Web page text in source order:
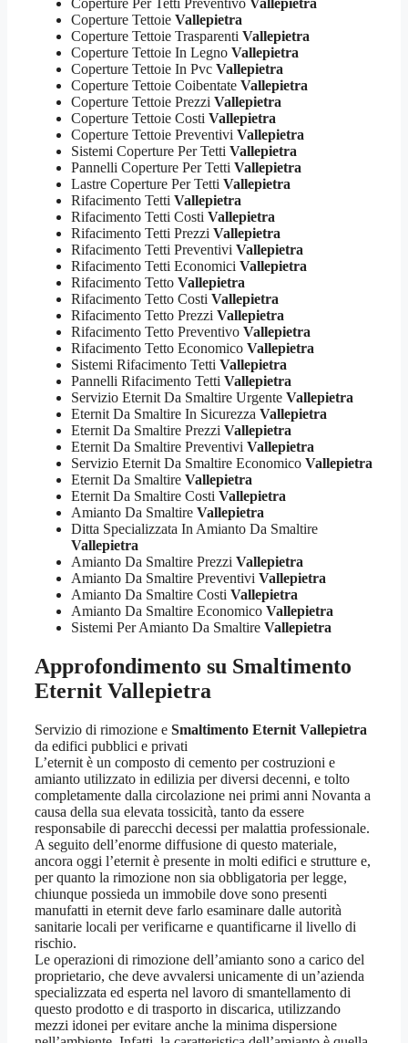
Coperture Tettoie Vallepietra
Coperture Tettoie Trasparenti Vallepietra
Coperture Tettoie In Legno Vallepietra
Coperture Tettoie In Pvc Vallepietra
Coperture Tettoie Coibentate Vallepietra
Coperture Tettoie Prezzi Vallepietra
Coperture Tettoie Costi Vallepietra
Coperture Tettoie Preventivi Vallepietra
Sistemi Coperture Per Tetti Vallepietra
Pannelli Coperture Per Tetti Vallepietra
Lastre Coperture Per Tetti Vallepietra
Rifacimento Tetti Vallepietra
Rifacimento Tetti Costi Vallepietra
Rifacimento Tetti Prezzi Vallepietra
Rifacimento Tetti Preventivi Vallepietra
Rifacimento Tetti Economici Vallepietra
Rifacimento Tetto Vallepietra
Rifacimento Tetto Costi Vallepietra
Rifacimento Tetto Prezzi Vallepietra
Rifacimento Tetto Preventivo Vallepietra
Rifacimento Tetto Economico Vallepietra
Sistemi Rifacimento Tetti Vallepietra
Pannelli Rifacimento Tetti Vallepietra
Servizio Eternit Da Smaltire Urgente Vallepietra
Eternit Da Smaltire In Sicurezza Vallepietra
Eternit Da Smaltire Prezzi Vallepietra
Eternit Da Smaltire Preventivi Vallepietra
Servizio Eternit Da Smaltire Economico Vallepietra
Eternit Da Smaltire Vallepietra
Eternit Da Smaltire Costi Vallepietra
Amianto Da Smaltire Vallepietra
Ditta Specializzata In Amianto Da Smaltire
Vallepietra
Amianto Da Smaltire Prezzi Vallepietra
Amianto Da Smaltire Preventivi Vallepietra
Amianto Da Smaltire Costi Vallepietra
Amianto Da Smaltire Economico Vallepietra
Sistemi Per Amianto Da Smaltire Vallepietra
Approfondimento su Smaltimento
Eternit Vallepietra
Servizio di rimozione e Smaltimento Eternit Vallepietra
da edifici pubblici e privati
L’eternit è un composto di cemento per costruzioni e
amianto utilizzato in edilizia per diversi decenni, e tolto
completamente dalla circolazione nei primi anni Novanta a
causa della sua elevata tossicità, tanto da essere
responsabile di parecchi decessi per malattia professionale.
A seguito dell’enorme diffusione di questo materiale,
ancora oggi l’eternit è presente in molti edifici e strutture e,
per quanto la rimozione non sia obbligatoria per legge,
chiunque possieda un immobile dove sono presenti
manufatti in eternit deve farlo esaminare dalle autorità
sanitarie locali per verificarne e quantificarne il livello di
rischio.
Le operazioni di rimozione dell’amianto sono a carico del
proprietario, che deve avvalersi unicamente di un’azienda
specializzata ed esperta nel lavoro di smantellamento di
questo prodotto e di trasporto in discarica, utilizzando
mezzi idonei per evitare anche la minima dispersione